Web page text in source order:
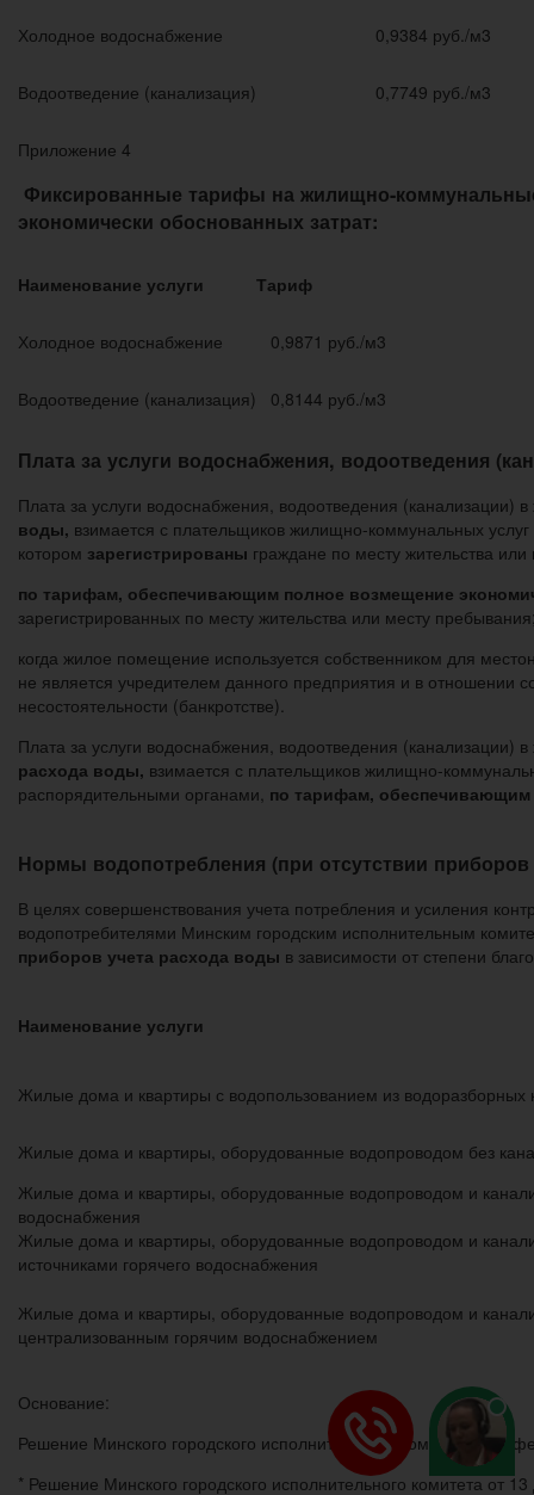
Холодное водоснабжение 0,9384 руб./м3
Водоотведение (канализация) 0,7749 руб./м3
Приложение 4
Фиксированные тарифы на жилищно-
экономически обоснованных затрат:
Наименование услуги Тариф
Холодное водоснабжение 0,9871 руб./м3
Водоотведение (канализация) 0,8144 руб./м3
Плата за услуги водоснабжения, водоотведения
Плата за услуги водоснабжения, водоотведения
воды, взимается с плательщиков жилищно-коммунальных услуг
котором зарегистрированы граждане по месту жительства
по тарифам, обеспечивающим полное возмещение
зарегистрированных по месту жительства или месту
когда жилое помещение используется собственником для
не является учредителем данного предприятия и в отношении
несостоятельности (банкротстве).
Плата за услуги водоснабжения, водоотведения
расхода воды, взимается с плательщиков жилищно-
распорядительными органами, по тарифам, обеспечивающим
Нормы водопотребления (при отсутствии
В целях совершенствования учета потребления и усиления
водопотребителями Минским городским исполнительным
приборов учета расхода воды в зависимости от степени
Наименование услуги
Жилые дома и квартиры с водопользованием из водоразборных
Жилые дома и квартиры, оборудованные водопроводом без
Жилые дома и квартиры, оборудованные водопроводом и
водоснабжения
Жилые дома и квартиры, оборудованные водопроводом и
источниками горячего водоснабжения
Жилые дома и квартиры, оборудованные водопроводом и
централизованным горячим водоснабжением
Основание:
Решение Минского городского исполнительного комитета от
* Решение Минского городского исполнительного комитета от